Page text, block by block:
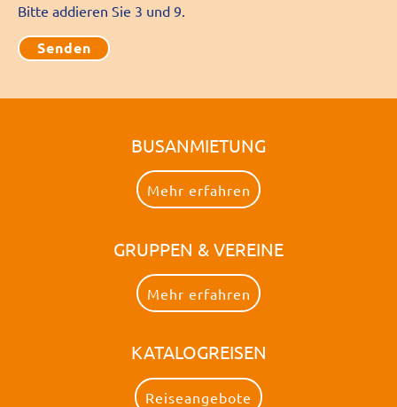
Bitte addieren Sie 3 und 9.
BUSANMIETUNG
Mehr erfahren
GRUPPEN & VEREINE
Mehr erfahren
KATALOGREISEN
Reiseangebote